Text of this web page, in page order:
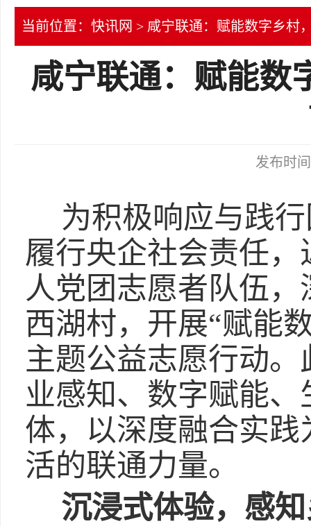
当前位置： 快讯网 > 咸宁联通：赋能数字乡村
咸宁联通：赋能数
发布时
为积极响应与践
履行央企社会责任
人党团志愿者队伍
西湖村，开展“赋能
主题公益志愿行动
业感知、数字赋能
体，以深度融合实
活的联通力量。
沉浸式体验，感